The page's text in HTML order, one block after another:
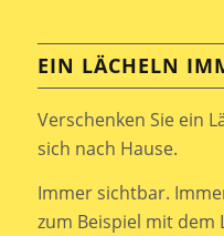
EIN LÄCHELN
Verschenken Sie ein
sich nach Hause.
Immer sichtbar.
zum Beispiel mit dem